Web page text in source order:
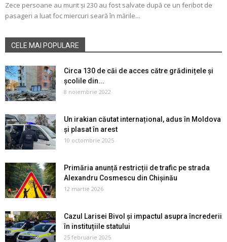
Zece persoane au murit și 230 au fost salvate după ce un feribot de
pasageri a luat foc miercuri seară în mările...
CELE MAI POPULARE
Circa 130 de căi de acces către grădinițele și
școlile din...
8 noiembrie 2022
Un irakian căutat internațional, adus în Moldova
și plasat în arest
10 octombrie 2025
Primăria anunță restricții de trafic pe strada
Alexandru Cosmescu din Chișinău
12 martie 2026
Cazul Larisei Bivol și impactul asupra încrederii
în instituțiile statului
25 februarie 2025